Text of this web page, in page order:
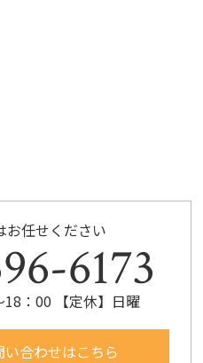
お任せください
6173
18：00 【定休】日曜
合わせはこちら